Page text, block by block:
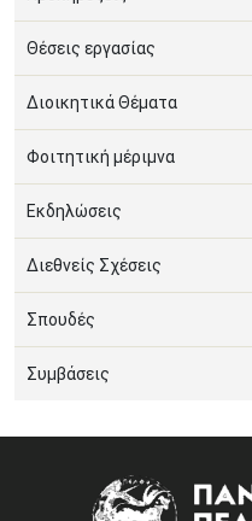
Θέσεις εργασίας
Διοικητικά Θέματα
Φοιτητική μέριμνα
Εκδηλώσεις
Διεθνείς Σχέσεις
Σπουδές
Συμβάσεις